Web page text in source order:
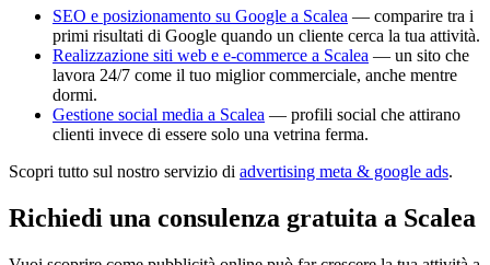
SEO e posizionamento su Google a Scalea — comparire tra i
primi risultati di Google quando un cliente cerca la tua attività.
Realizzazione siti web e e-commerce a Scalea — un sito che
lavora 24/7 come il tuo miglior commerciale, anche mentre
dormi.
Gestione social media a Scalea — profili social che attirano
clienti invece di essere solo una vetrina ferma.
Scopri tutto sul nostro servizio di advertising meta & google ads.
Richiedi una consulenza gratuita a Scalea